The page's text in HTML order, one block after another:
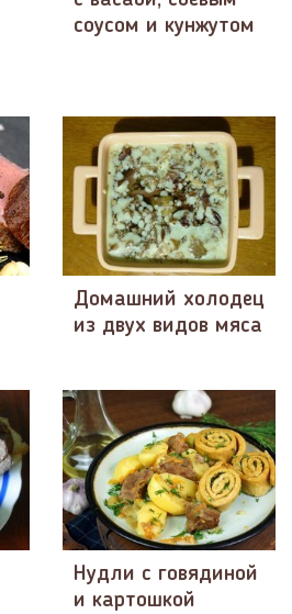
соусом и кунжутом
Домашний холодец
из двух видов мяса
Нудли с говядиной
и картошкой